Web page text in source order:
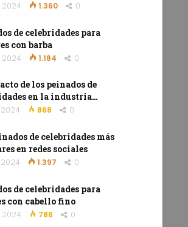
2024 1.360 0
de celebridades para
con barba
2024 1.184 0
de los peinados de
en la industria…
2024 868 0
de celebridades más
en redes sociales
2024 1.397 0
de celebridades para
con cabello fino
2024 786 0